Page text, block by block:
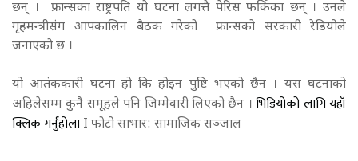
छन् । फ्रान्सका राष्ट्रपति यो घटना लगत्तै पेरिस फर्किका छन् । उनले
गृहमन्त्रीसंग आपकालिन बैठक गरेको फ्रान्सको सरकारी रेडियोले
जनाएको छ ।
यो आतंककारी घटना हो कि होइन पुष्टि भएको छैन । यस घटनाको
अहिलेसम्म कुनै समूहले पनि जिम्मेवारी लिएको छैन ।भिडियोको लागि यहाँ
क्लिक गर्नुहोला I फोटो साभार: सामाजिक सञ्जाल